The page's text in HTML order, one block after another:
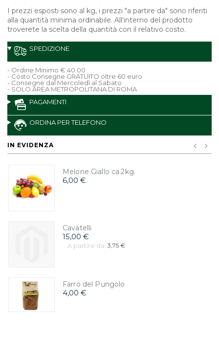
I prezzi esposti sono al kg, i prezzi "a partire da" sono riferiti
alla quantità minima ordinabile. All'interno del prodotto
troverete la scelta della quantità con il relativo costo.
SPEDIZIONE
- Ordine Minimo € 40.00
- Costo Consegne GRATUITO oltre 60 euro
- Consegne dal Mercoledì al Sabato
- SOLO AREA METROPOLITANA DI ROMA
PAGAMENTI
ORDINA PER TELEFONO
IN EVIDENZA
Melone Giallo ca.2kg.
6,00 €
Cavatelli
15,00 €
A partire da: 3,75 €
Farro del Pungolo
4,00 €